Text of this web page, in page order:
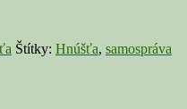
Štítky: Hnúšťa, samospráva